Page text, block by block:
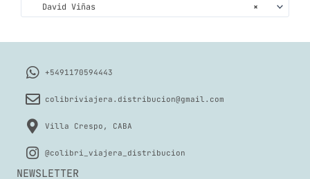
×
David Viñas
+5491170594443
colibriviajera.distribucion@gmail.com
Villa Crespo, CABA
@colibri_viajera_distribucion
NEWSLETTER